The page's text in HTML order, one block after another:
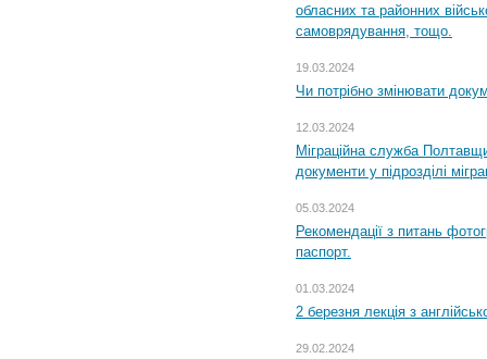
обласних та районних
самоврядування, тощо.
19.03.2024
Чи потрібно змінювати
12.03.2024
Міграційна служба
документи у підрозділі
05.03.2024
Рекомендації з питань
паспорт.
01.03.2024
2 березня лекція з
29.02.2024